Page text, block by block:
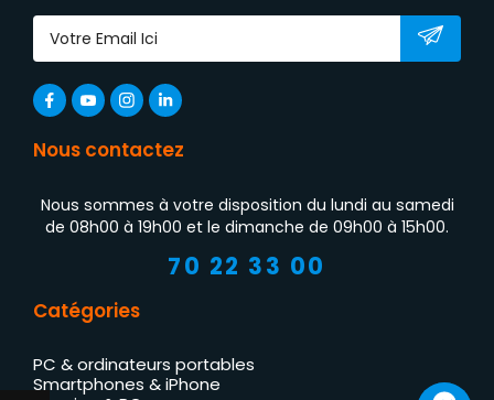
Nous contactez
Nous sommes à votre disposition du lundi au samedi
de 08h00 à 19h00 et le dimanche de 09h00 à 15h00.
70 22 33 00
Catégories
PC & ordinateurs portables
Smartphones & iPhone